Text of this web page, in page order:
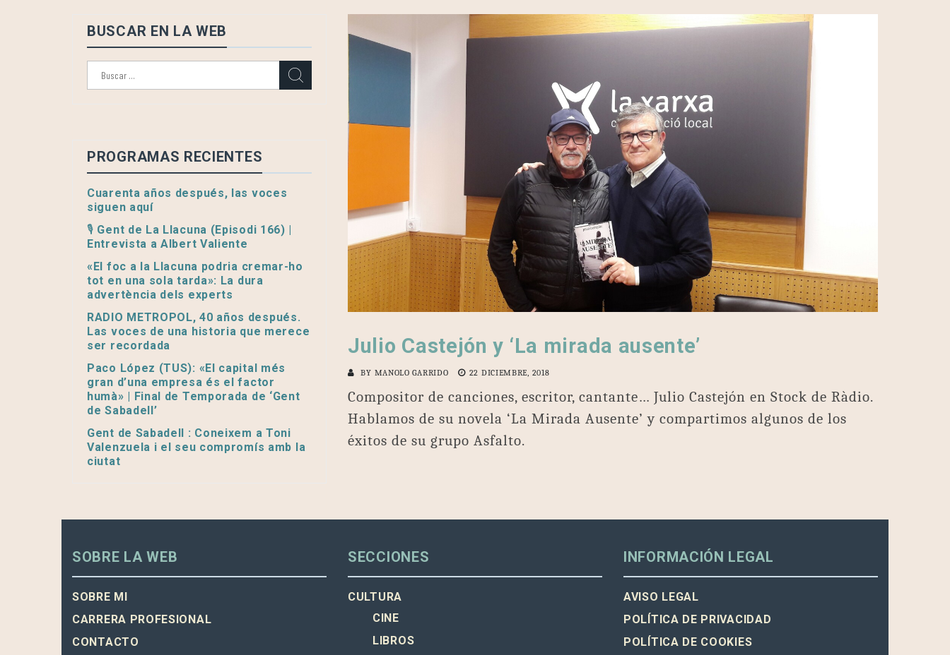
Julio Castejón y ‘La mirada ausente’
BY MANOLO GARRIDO 22 DICIEMBRE, 2018
Compositor de canciones, escritor, cantante… Julio Castejón en Stock de Ràdio.
Hablamos de su novela ‘La Mirada Ausente’ y compartimos algunos de los
éxitos de su grupo Asfalto.
BUSCAR EN LA WEB
PROGRAMAS RECIENTES
Cuarenta años después, las voces
siguen aquí
🎙️ Gent de La Llacuna (Episodi 166) |
Entrevista a Albert Valiente
«El foc a la Llacuna podria cremar-ho
tot en una sola tarda»: La dura
advertència dels experts
RADIO METROPOL, 40 años después.
Las voces de una historia que merece
ser recordada
Paco López (TUS): «El capital més
gran d’una empresa és el factor
humà» | Final de Temporada de ‘Gent
de Sabadell’
Gent de Sabadell : Coneixem a Toni
Valenzuela i el seu compromís amb la
ciutat
SOBRE LA WEB
SOBRE MI
CARRERA PROFESIONAL
CONTACTO
SECCIONES
CULTURA
CINE
LIBROS
INFORMACIÓN LEGAL
AVISO LEGAL
POLÍTICA DE PRIVACIDAD
POLÍTICA DE COOKIES